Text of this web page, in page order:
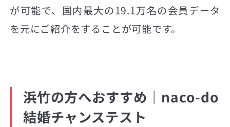
が可能で、国内最大の19.1万名の会員データ
を元にご紹介をすることが可能です。
浜竹の方へおすすめ｜naco-do
結婚チャンステスト